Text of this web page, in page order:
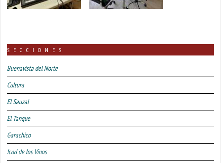
SECCIONES
Buenavista del Norte
Cultura
El Sauzal
El Tanque
Garachico
Icod de los Vinos